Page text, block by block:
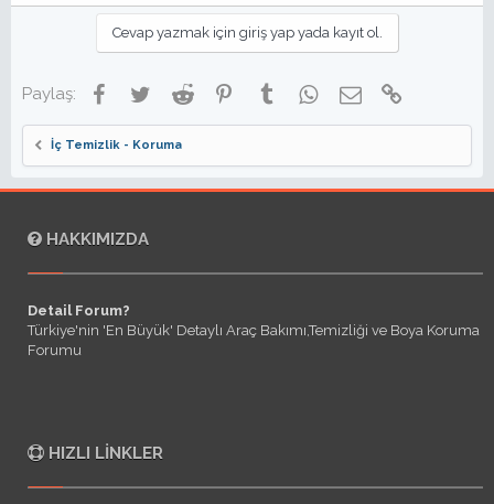
e
r
Cevap yazmak için giriş yap yada kayıt ol.
Paylaş: Facebook
TwitterReddit PinterestTumblrWhatsApp
E-posta
İç Temizlik - Koruma
HAKKIMIZDA
Detail Forum?
Türkiye'nin 'En Büyük' Detaylı Araç Bakımı,Temizliği ve Boya Koruma
Forumu
HIZLI LINKLER